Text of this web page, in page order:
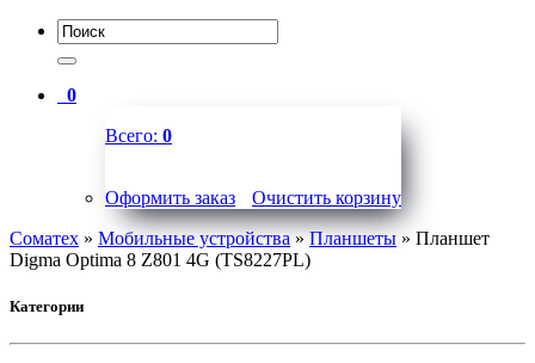
0
Всего: 0
Оформить заказ
Очистить корзину
Соматех » Мобильные устройства»Планшеты » Планшет
Digma Optima 8 Z801 4G (TS8227PL)
Категории